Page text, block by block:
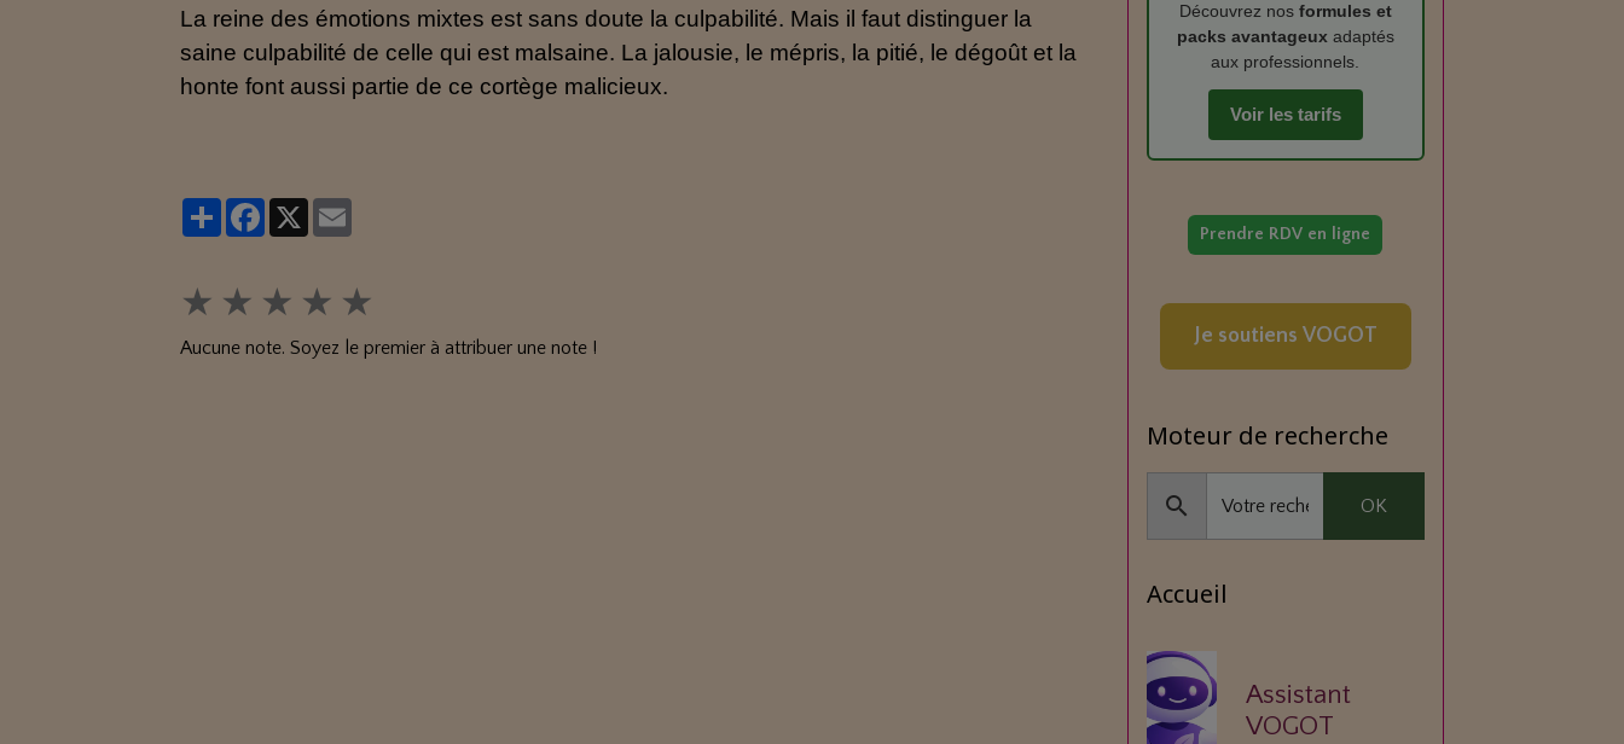
La reine des émotions mixtes est sans doute la culpabilité. Mais il faut distinguer la
saine culpabilité de celle qui est malsaine. La jalousie, le mépris, la pitié, le dégoût et la
honte font aussi partie de ce cortège malicieux.
PartagerFacebook
X
★ ★ ★ ★ ★
Aucune note. Soyez le premier à attribuer une note !
Découvrez nos formules et
packs avantageuxadaptés
aux professionnels.
Voir les tarifs
Prendre RDV en ligne
Je soutiens VOGOT
Moteur de recherche
OK
Accueil
Assistant
VOGOT